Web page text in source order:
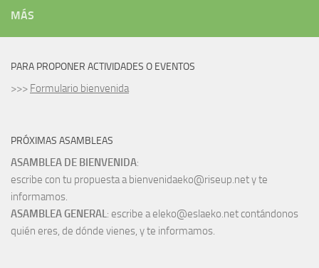
MÁS
PARA PROPONER ACTIVIDADES O EVENTOS
>>> Formulario bienvenida
PRÓXIMAS ASAMBLEAS
ASAMBLEA DE BIENVENIDA:
escribe con tu propuesta a bienvenidaeko@riseup.net y te
informamos.
ASAMBLEA GENERAL: escribe a eleko@eslaeko.net contándonos
quién eres, de dónde vienes, y te informamos.